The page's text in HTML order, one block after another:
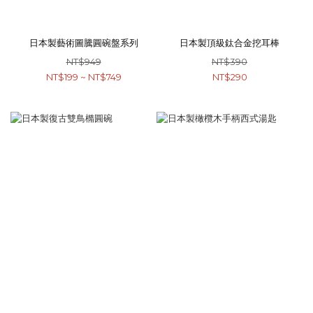
日本製藝術圖騰圓碗盤系列
NT$949
NT$199 ~ NT$749
日本製頂級鈦合金挖耳棒
NT$390
NT$290